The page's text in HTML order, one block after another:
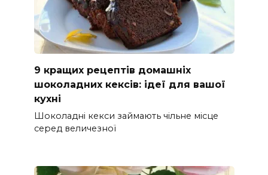
9 кращих рецептів домашніх
шоколадних кексів: ідеї для вашої
кухні
Шоколадні кекси займають чільне місце
серед величезної